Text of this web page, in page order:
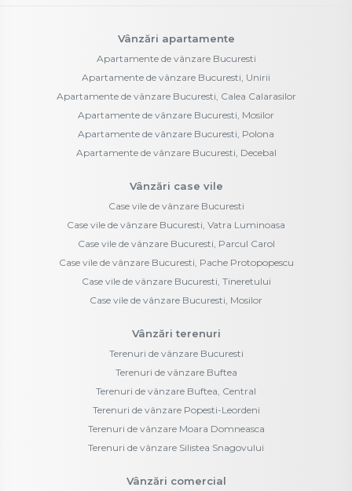
Vânzări apartamente
Apartamente de vânzare Bucuresti
Apartamente de vânzare Bucuresti, Unirii
Apartamente de vânzare Bucuresti, Calea Calarasilor
Apartamente de vânzare Bucuresti, Mosilor
Apartamente de vânzare Bucuresti, Polona
Apartamente de vânzare Bucuresti, Decebal
Vânzări case vile
Case vile de vânzare Bucuresti
Case vile de vânzare Bucuresti, Vatra Luminoasa
Case vile de vânzare Bucuresti, Parcul Carol
Case vile de vânzare Bucuresti, Pache Protopopescu
Case vile de vânzare Bucuresti, Tineretului
Case vile de vânzare Bucuresti, Mosilor
Vânzări terenuri
Terenuri de vânzare Bucuresti
Terenuri de vânzare Buftea
Terenuri de vânzare Buftea, Central
Terenuri de vânzare Popesti-Leordeni
Terenuri de vânzare Moara Domneasca
Terenuri de vânzare Silistea Snagovului
Vânzări comercial